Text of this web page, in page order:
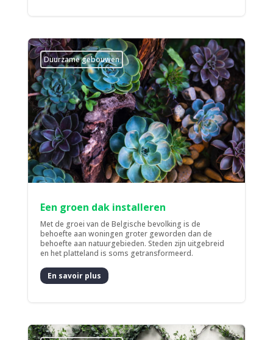
Duurzame gebouwen
Een groen dak installeren
Met de groei van de Belgische bevolking is de
behoefte aan woningen groter geworden dan de
behoefte aan natuurgebieden. Steden zijn uitgebreid
en het platteland is soms getransformeerd.
En savoir plus